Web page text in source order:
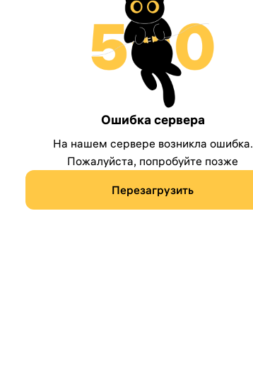
Ошибка сервера
На нашем сервере возникла ошибка.
Пожалуйста, попробуйте позже
Перезагрузить